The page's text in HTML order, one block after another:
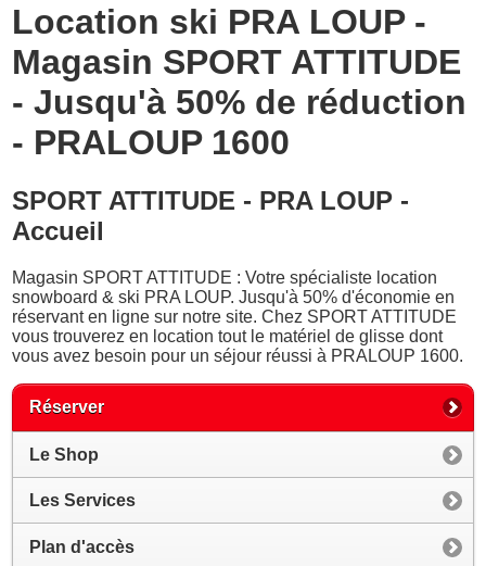
Location ski PRA LOUP -
Magasin SPORT ATTITUDE
- Jusqu'à 50% de réduction
- PRALOUP 1600
SPORT ATTITUDE - PRA LOUP -
Accueil
Magasin SPORT ATTITUDE : Votre spécialiste location
snowboard & ski PRA LOUP. Jusqu'à 50% d'économie en
réservant en ligne sur notre site. Chez SPORT ATTITUDE
vous trouverez en location tout le matériel de glisse dont
vous avez besoin pour un séjour réussi à PRALOUP 1600.
Réserver
Le Shop
Les Services
Plan d'accès